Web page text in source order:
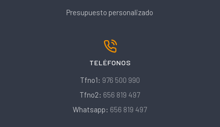
Presupuesto personalizado
TELÉFONOS
Tfno1: 976 500 990
Tfno2: 656 819 497
Whatsapp: 656 819 497